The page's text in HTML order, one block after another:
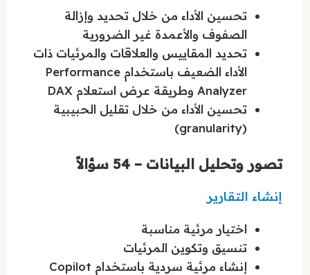
تحسين الأداء من خلال تحديد وإزالة
الصفوف والأعمدة غير الضرورية
تحديد المقاييس والعلاقات والمرئيات ذات
الأداء الضعيف باستخدام Performance
Analyzer وطريقة عرض استعلام DAX
تحسين الأداء من خلال تقليل الحبيبية
(granularity)
تصور وتحليل البيانات – 54 سؤالاً
إنشاء التقارير
اختيار مرئية مناسبة
تنسيق وتكوين المرئيات
إنشاء مرئية سردية باستخدام Copilot